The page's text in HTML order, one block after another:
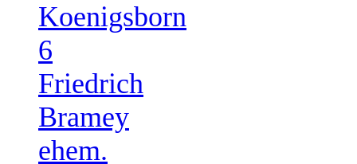
Koenigsborn
6
Friedrich
Bramey
ehem.